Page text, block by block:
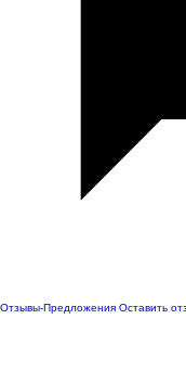
Отзывы-Предложения Оставить